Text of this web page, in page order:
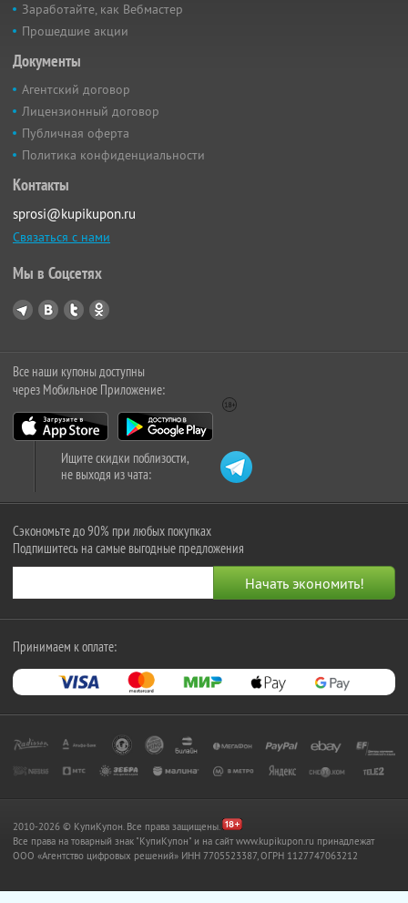
Заработайте, как Вебмастер
Прошедшие акции
Документы
Агентский договор
Лицензионный договор
Публичная оферта
Политика конфиденциальности
Контакты
sprosi@kupikupon.ru
Связаться с нами
Мы в Соцсетях
Все наши купоны доступны
через Мобильное Приложение:
Ищите скидки поблизости,
не выходя из чата:
Сэкономьте до 90% при любых покупках
Подпишитесь на самые выгодные предложения
Принимаем к оплате:
2010-2026 © КупиКупон. Все права защищены.
Все права на товарный знак "КупиКупон" и на сайт www.kupikupon.ru принадлежат
OOO «Агентство цифровых решений» ИНН 7705523387, ОГРН 1127747063212